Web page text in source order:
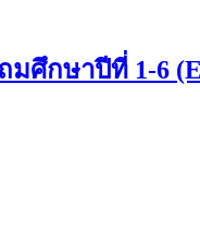
ศึกษาปีที่ 1-6